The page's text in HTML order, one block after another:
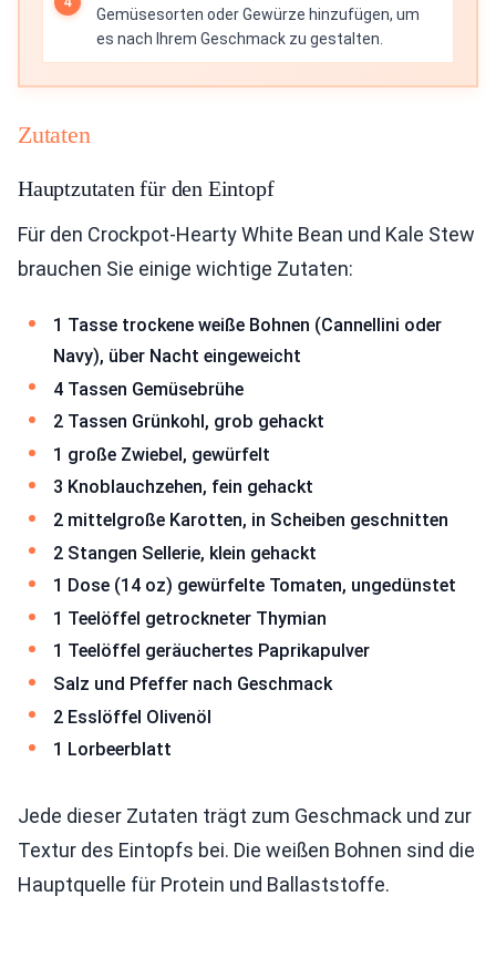
Gemüsesorten oder Gewürze hinzufügen, um
es nach Ihrem Geschmack zu gestalten.
Zutaten
Hauptzutaten für den Eintopf
Für den Crockpot-Hearty White Bean und Kale Stew
brauchen Sie einige wichtige Zutaten:
1 Tasse trockene weiße Bohnen (Cannellini oder
Navy), über Nacht eingeweicht
4 Tassen Gemüsebrühe
2 Tassen Grünkohl, grob gehackt
1 große Zwiebel, gewürfelt
3 Knoblauchzehen, fein gehackt
2 mittelgroße Karotten, in Scheiben geschnitten
2 Stangen Sellerie, klein gehackt
1 Dose (14 oz) gewürfelte Tomaten, ungedünstet
1 Teelöffel getrockneter Thymian
1 Teelöffel geräuchertes Paprikapulver
Salz und Pfeffer nach Geschmack
2 Esslöffel Olivenöl
1 Lorbeerblatt
Jede dieser Zutaten trägt zum Geschmack und zur
Textur des Eintopfs bei. Die weißen Bohnen sind die
Hauptquelle für Protein und Ballaststoffe.